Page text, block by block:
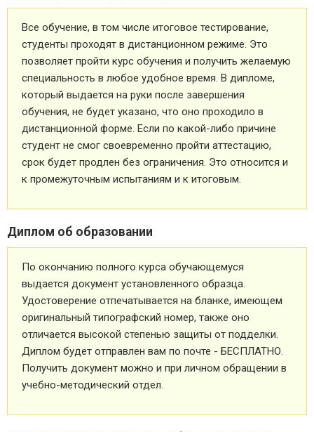
Все обучение, в том числе итоговое тестирование,
студенты проходят в дистанционном режиме. Это
позволяет пройти курс обучения и получить желаемую
специальность в любое удобное время. В дипломе,
который выдается на руки после завершения
обучения, не будет указано, что оно проходило в
дистанционной форме. Если по какой-либо причине
студент не смог своевременно пройти аттестацию,
срок будет продлен без ограничения. Это относится и
к промежуточным испытаниям и к итоговым.
Диплом об образовании
По окончанию полного курса обучающемуся
выдается документ установленного образца.
Удостоверение отпечатывается на бланке, имеющем
оригинальный типографский номер, также оно
отличается высокой степенью защиты от подделки.
Диплом будет отправлен вам по почте - БЕСПЛАТНО.
Получить документ можно и при личном обращении в
учебно-методический отдел.